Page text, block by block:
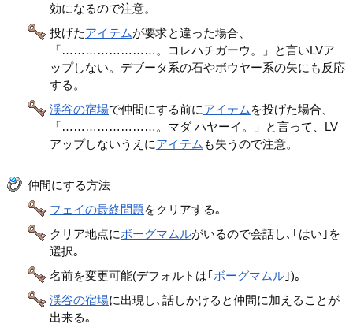
効になるので注意。
投げたアイテムが要求と違った場合、
「……………………。コレハチガーウ。」と言いLVア
ップしない。デブータ系の石やボウヤー系の矢にも反応
する。
渓谷の宿場で仲間にする前にアイテム を投げた場合、
「……………………。マダ ハヤーイ。」と言って、LV
アップしないうえにアイテム も失うので注意。
仲間にする方法
フェイの最終問題 をクリアする｡
クリア地点にボーグマムルがいるので会話し､｢はい｣を
選択｡
名前を変更可能(デフォルトは｢ボーグマムル ｣)｡
渓谷の宿場に出現し､話しかけると仲間に加えることが
出来る｡